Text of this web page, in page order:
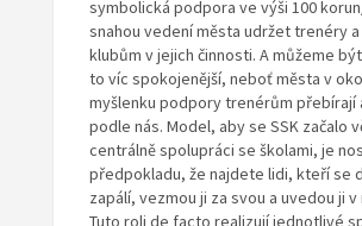
symbolická podpora ve výši 100
snahou vedení města udržet trenéry
klubům v jejich činnosti. A můžeme
to víc spokojenější, neboť města v
myšlenku podpory trenérům přebírají
podle nás. Model, aby se SSK začalo
centrálně spolupráci se školami, je
předpokladu, že najdete lidi, kteří se
zapálí, vezmou ji za svou a uvedou ji v
Tuto roli de facto realizují jednotlivé